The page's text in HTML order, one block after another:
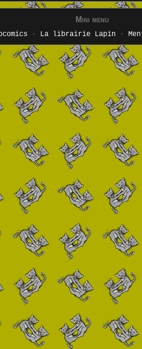
Mini menu
- La librairie Lapin-